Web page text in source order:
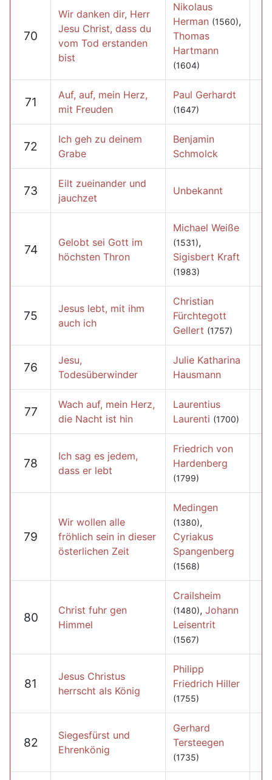
70
Wir danken dir, Herr
Jesu Christ, dass du
vom Tod erstanden
bist
Nikolaus
Herman (1560),
Thomas
Hartmann
(1604)
71
Auf, auf, mein Herz,
mit Freuden
Paul Gerhardt
(1647)
72
Ich geh zu deinem
Grabe
Benjamin
Schmolck
73
Eilt zueinander und
jauchzet
Unbekannt
74
Gelobt sei Gott im
höchsten Thron
Michael Weiße
(1531),
Sigisbert Kraft
(1983)
75
Jesus lebt, mit ihm
auch ich
Christian
Fürchtegott
Gellert (1757)
76
Jesu,
Todesüberwinder
Julie Katharina
Hausmann
77
Wach auf, mein Herz,
die Nacht ist hin
Laurentius
Laurenti (1700)
78
Ich sag es jedem,
dass er lebt
Friedrich von
Hardenberg
(1799)
79
Wir wollen alle
fröhlich sein in dieser
österlichen Zeit
Medingen
(1380),
Cyriakus
Spangenberg
(1568)
80
Christ fuhr gen
Himmel
Crailsheim
(1480), Johann
Leisentrit
(1567)
81
Jesus Christus
herrscht als König
Philipp
Friedrich Hiller
(1755)
82
Siegesfürst und
Ehrenkönig
Gerhard
Tersteegen
(1735)